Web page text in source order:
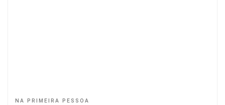
NA PRIMEIRA PESSOA